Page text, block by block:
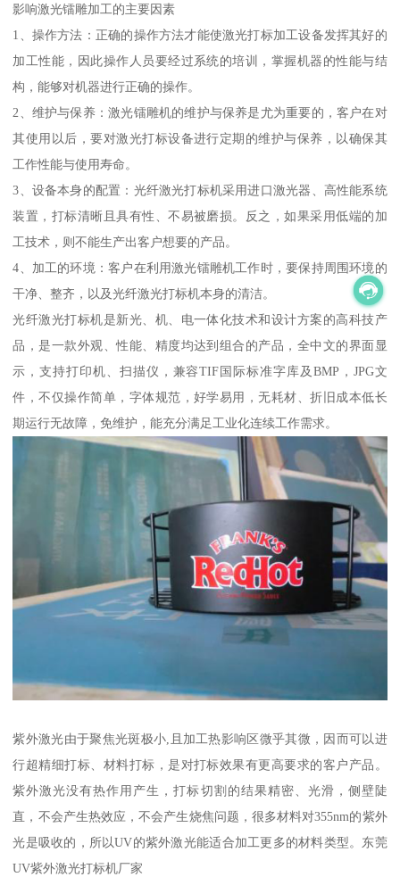
影响激光镭雕加工的主要因素
1、操作方法：正确的操作方法才能使激光打标加工设备发挥其好的
加工性能，因此操作人员要经过系统的培训，掌握机器的性能与结
构，能够对机器进行正确的操作。
2、维护与保养：激光镭雕机的维护与保养是尤为重要的，客户在对
其使用以后，要对激光打标设备进行定期的维护与保养，以确保其
工作性能与使用寿命。
3、设备本身的配置：光纤激光打标机采用进口激光器、高性能系统
装置，打标清晰且具有性、不易被磨损。反之，如果采用低端的加
工技术，则不能生产出客户想要的产品。
4、加工的环境：客户在利用激光镭雕机工作时，要保持周围环境的
干净、整齐，以及光纤激光打标机本身的清洁。
光纤激光打标机是新光、机、电一体化技术和设计方案的高科技产
品，是一款外观、性能、精度均达到组合的产品，全中文的界面显
示，支持打印机、扫描仪，兼容TIF国际标准字库及BMP，JPG文
件，不仅操作简单，字体规范，好学易用，无耗材、折旧成本低长
期运行无故障，免维护，能充分满足工业化连续工作需求。
紫外激光由于聚焦光斑极小,且加工热影响区微乎其微，因而可以进
行超精细打标、材料打标，是对打标效果有更高要求的客户产品。
紫外激光没有热作用产生，打标切割的结果精密、光滑，侧壁陡
直，不会产生热效应，不会产生烧焦问题，很多材料对355nm的紫外
光是吸收的，所以UV的紫外激光能适合加工更多的材料类型。东莞
UV紫外激光打标机厂家